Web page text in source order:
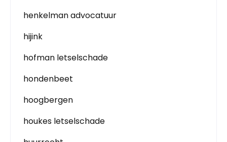
henkelman advocatuur
hijink
hofman letselschade
hondenbeet
hoogbergen
houkes letselschade